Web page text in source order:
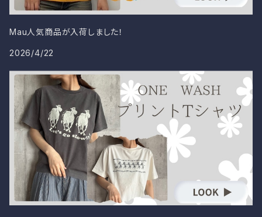
Mau人気商品が入荷しました！
2026/4/22